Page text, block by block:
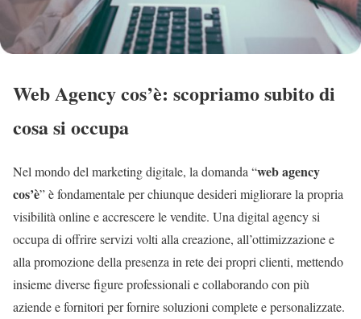
Web Agency cos’è: scopriamo subito di
cosa si occupa
Nel mondo del marketing digitale, la domanda “web agency
cos’è” è fondamentale per chiunque desideri migliorare la propria
visibilità online e accrescere le vendite. Una digital agency si
occupa di offrire servizi volti alla creazione, all’ottimizzazione e
alla promozione della presenza in rete dei propri clienti, mettendo
insieme diverse figure professionali e collaborando con più
aziende e fornitori per fornire soluzioni complete e personalizzate.